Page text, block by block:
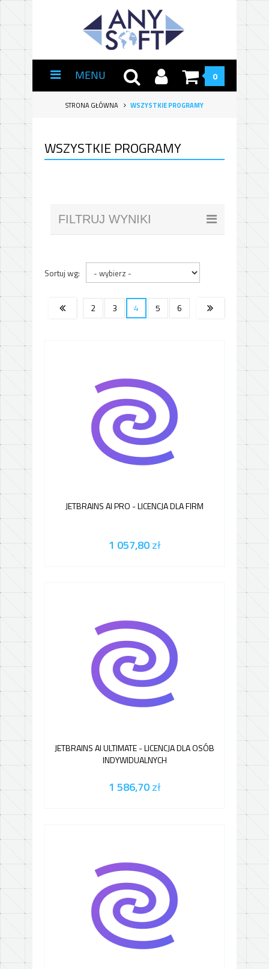
MENU 0
STRONA GŁÓWNA WSZYSTKIE PROGRAMY
WSZYSTKIE PROGRAMY
FILTRUJ WYNIKI
Sortuj wg:
2 3 4 5 6
JETBRAINS AI PRO - LICENCJA DLA FIRM
1 057,80zł
JETBRAINS AI ULTIMATE - LICENCJA DLA OSÓB
INDYWIDUALNYCH
1 586,70zł